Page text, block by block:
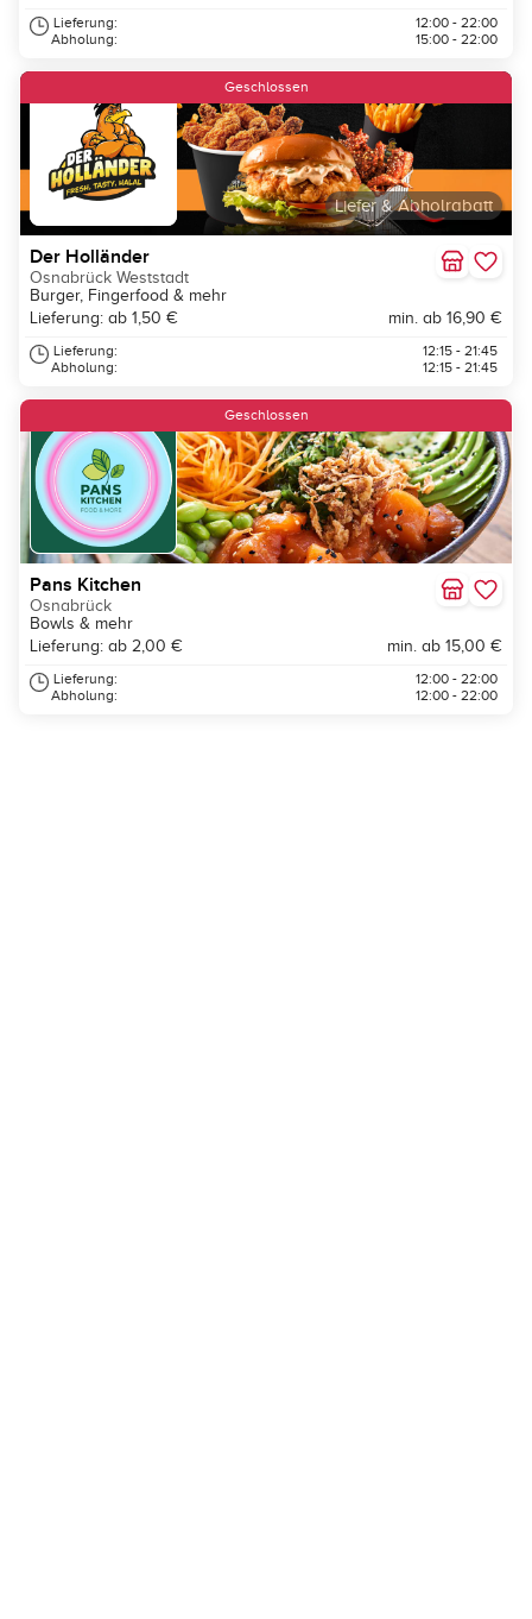
Lieferung:
Abholung:
12:00 - 22:00
15:00 - 22:00
Liefer & Abholrabatt
Geschlossen
Der Holländer
Osnabrück Weststadt
Burger, Fingerfood & mehr
Lieferung: ab 1,50 €
min. ab 16,90 €
Lieferung:
Abholung:
12:15 - 21:45
12:15 - 21:45
Geschlossen
Pans Kitchen
Osnabrück
Bowls & mehr
Lieferung: ab 2,00 €
min. ab 15,00 €
Lieferung:
Abholung:
12:00 - 22:00
12:00 - 22:00